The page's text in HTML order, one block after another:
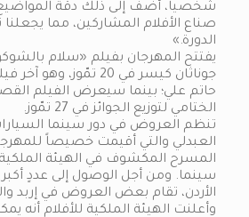
شخصيا، أضف إلى ذلك دقة المواضيع
صناع الأفلام المشاركين، مما
الدورة.»
يفتتح المهرجان بفيلم «سلام
جوناثان كيسر في 20
حاتم علي؛ بينما سيعرض الفيلم
الختامي لتوزيع الجوائز في 27 تمّوز.
تنظم العروض في دور سينما
العبدلي والتي أقيمت خصيصاً
المسرح المكشوف في الهيئة الملكية
سينما. ومن أجل الوصول إلى عددٍ
الأردن، تقام بعض العروض في إربد
وأعلنت الهيئة الملكية للأفلام أنه